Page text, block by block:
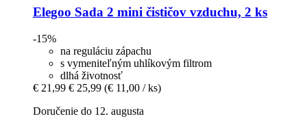
Elegoo Sada 2 mini čističov vzduchu, 2 ks
-15%
na reguláciu zápachu
s vymeniteľným uhlíkovým filtrom
dlhá životnosť
€ 21,99 € 25,99 (€ 11,00 / ks)
Doručenie do 12. augusta